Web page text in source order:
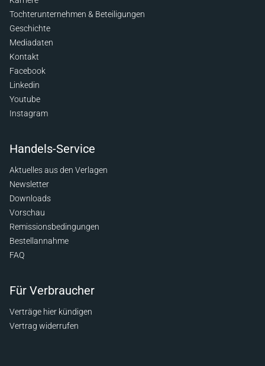
Tochterunternehmen & Beteiligungen
Geschichte
Mediadaten
Kontakt
Facebook
Linkedin
Youtube
Instagram
Handels-Service
Aktuelles aus den Verlagen
Newsletter
Downloads
Vorschau
Remissionsbedingungen
Bestellannahme
FAQ
Für Verbraucher
Verträge hier kündigen
Vertrag widerrufen